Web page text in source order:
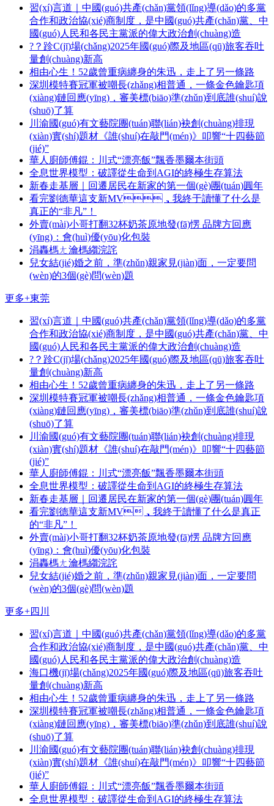
習(xí)言道｜中國(guó)共產(chǎn)黨領(lǐng)導(dǎo)的多黨
合作和政治協(xié)商制度，是中國(guó)共產(chǎn)黨、中
國(guó)人民和各民主黨派的偉大政治創(chuàng)造
?？跈C(jī)場(chǎng)2025年國(guó)際及地區(qū)旅客吞吐
量創(chuàng)新高
相由心生！52歲曾重病纏身的朱迅，走上了另一條路
深圳模特賽冠軍被嘲長(zhǎng)相普通，一條金色鑰匙項
(xiàng)鏈回應(yīng)，審美標(biāo)準(zhǔn)到底誰(shuí)說
(shuō)了算
川渝國(guó)有文藝院團(tuán)聯(lián)袂創(chuàng)排現
(xiàn)實(shí)題材《誰(shuí)在敲門(mén)》叩響“十四藝節
(jié)”
華人廚師傅錕：川式“漂亮飯”飄香墨爾本街頭
全息世界模型：破譯從生命到AGI的終極生存算法
新春走基層｜回遷居民在新家的第一個(gè)團(tuán)圓年
看完劉德華這支新MV，我終于讀懂了什么是
真正的“非凡”！
外賣(mài)小哥打翻32杯奶茶原地發(fā)愣 品牌方回應
(yīng)：會(huì)優(yōu)化包裝
涓轟榪ㄤ瀹榪縐浣詫
兒女結(jié)婚之前，準(zhǔn)親家見(jiàn)面，一定要問
(wèn)的3個(gè)問(wèn)題
更多+東莞
習(xí)言道｜中國(guó)共產(chǎn)黨領(lǐng)導(dǎo)的多黨
合作和政治協(xié)商制度，是中國(guó)共產(chǎn)黨、中
國(guó)人民和各民主黨派的偉大政治創(chuàng)造
?？跈C(jī)場(chǎng)2025年國(guó)際及地區(qū)旅客吞吐
量創(chuàng)新高
相由心生！52歲曾重病纏身的朱迅，走上了另一條路
深圳模特賽冠軍被嘲長(zhǎng)相普通，一條金色鑰匙項
(xiàng)鏈回應(yīng)，審美標(biāo)準(zhǔn)到底誰(shuí)說
(shuō)了算
川渝國(guó)有文藝院團(tuán)聯(lián)袂創(chuàng)排現
(xiàn)實(shí)題材《誰(shuí)在敲門(mén)》叩響“十四藝節
(jié)”
華人廚師傅錕：川式“漂亮飯”飄香墨爾本街頭
全息世界模型：破譯從生命到AGI的終極生存算法
新春走基層｜回遷居民在新家的第一個(gè)團(tuán)圓年
看完劉德華這支新MV，我終于讀懂了什么是真正
的“非凡”！
外賣(mài)小哥打翻32杯奶茶原地發(fā)愣 品牌方回應
(yīng)：會(huì)優(yōu)化包裝
涓轟榪ㄤ瀹榪縐浣詫
兒女結(jié)婚之前，準(zhǔn)親家見(jiàn)面，一定要問
(wèn)的3個(gè)問(wèn)題
更多+四川
習(xí)言道｜中國(guó)共產(chǎn)黨領(lǐng)導(dǎo)的多黨
合作和政治協(xié)商制度，是中國(guó)共產(chǎn)黨、中
國(guó)人民和各民主黨派的偉大政治創(chuàng)造
海口機(jī)場(chǎng)2025年國(guó)際及地區(qū)旅客吞吐
量創(chuàng)新高
相由心生！52歲曾重病纏身的朱迅，走上了另一條路
深圳模特賽冠軍被嘲長(zhǎng)相普通，一條金色鑰匙項
(xiàng)鏈回應(yīng)，審美標(biāo)準(zhǔn)到底誰(shuí)說
(shuō)了算
川渝國(guó)有文藝院團(tuán)聯(lián)袂創(chuàng)排現
(xiàn)實(shí)題材《誰(shuí)在敲門(mén)》叩響“十四藝節
(jié)”
華人廚師傅錕：川式“漂亮飯”飄香墨爾本街頭
全息世界模型：破譯從生命到AGI的終極生存算法